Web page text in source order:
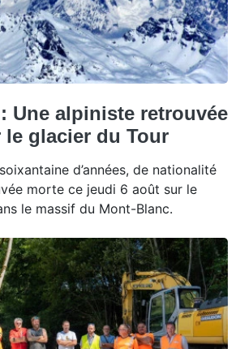
Une alpiniste retrouvée
le glacier du Tour
d’années, de nationalité
morte ce jeudi 6 août sur le
le massif du Mont-Blanc.